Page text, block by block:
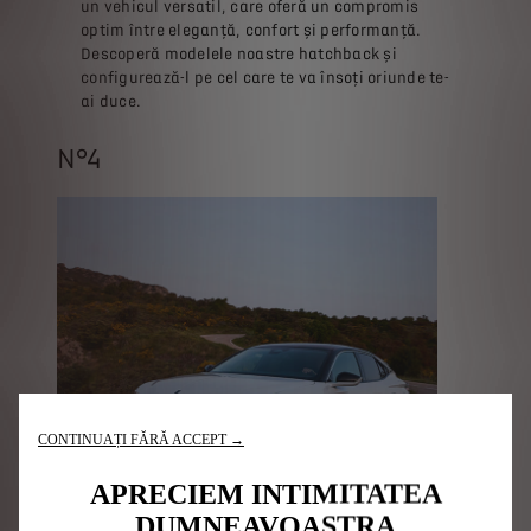
un vehicul versatil, care oferă un compromis
optim între eleganță, confort și performanță.
Descoperă modelele noastre hatchback și
configurează-l pe cel care te va însoți oriunde te-
ai duce.
N°4
CONTINUAȚI FĂRĂ ACCEPT →
APRECIEM INTIMITATEA